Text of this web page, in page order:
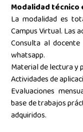
Modalidad técnico
La modalidad es
Campus Virtual. Las
Consulta al
whatsapp.
Material de lectura y
Actividades de
Evaluaciones
base de trabajos
adquiridos.